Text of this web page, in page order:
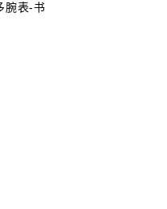
腕表-书